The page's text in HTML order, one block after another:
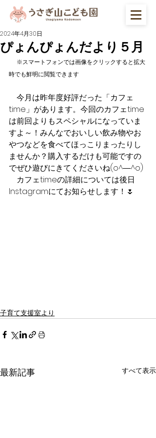
ぴょんぴょんだより５月
2024年4月30日
※スマートフォンでは画像をクリックすると拡大
時でも鮮明に閲覧できます
今月は昨年度好評だった「カフェ
time」があります。今回のカフェtime
は前回よりもスペシャルになっていま
すよ～！みんなでおいしい飲み物やお
やつなどを食べてほっこりまったりし
ませんか？購入するだけも可能ですの
でぜひ遊びにきてくださいね(o^―^o)
カフェtimeの詳細については後日
Instagramにてお知らせします！🌷
子育て支援室より
最新記事 すべて表示